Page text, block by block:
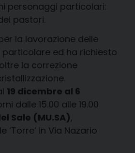
personaggi particolari:
pastori.
la lavorazione delle
ed ha richiesto
la correzione
19 dicembre al 6
dalle 15.00 alle 19.00
Sale (MU.SA),
‘Torre’ in Via Nazario